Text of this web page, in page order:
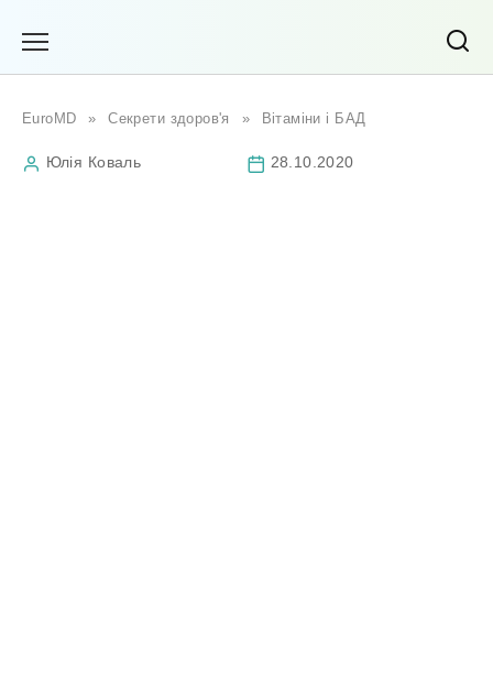
EuroMD » Секрети здоров'я » Вітаміни і БАД
Юлія Коваль 28.10.2020